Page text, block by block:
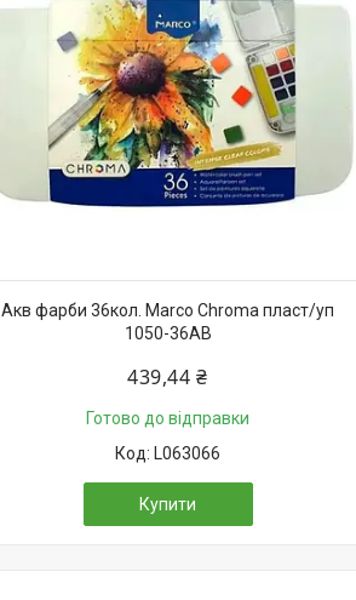
Акв фарби 36кол. Marco Chroma пласт/уп
1050-36AB
439,44 ₴
Готово до відправки
L063066
Купити